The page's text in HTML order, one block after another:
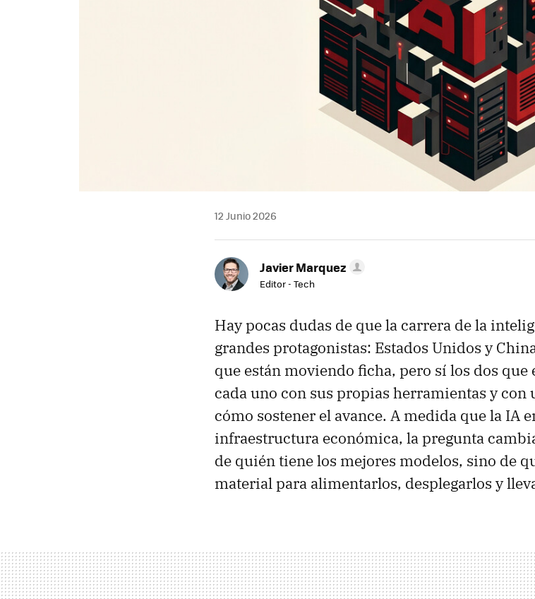
12 Junio 2026
Javier Marquez
Editor - Tech
Hay pocas dudas de que la carrera de la
grandes protagonistas: Estados Unidos y
que están moviendo ficha, pero sí los dos
cada uno con sus propias herramientas y
cómo sostener el avance. A medida que la IA
infraestructura económica, la pregunta
de quién tiene los mejores modelos, sino de
material para alimentarlos, desplegarlos y